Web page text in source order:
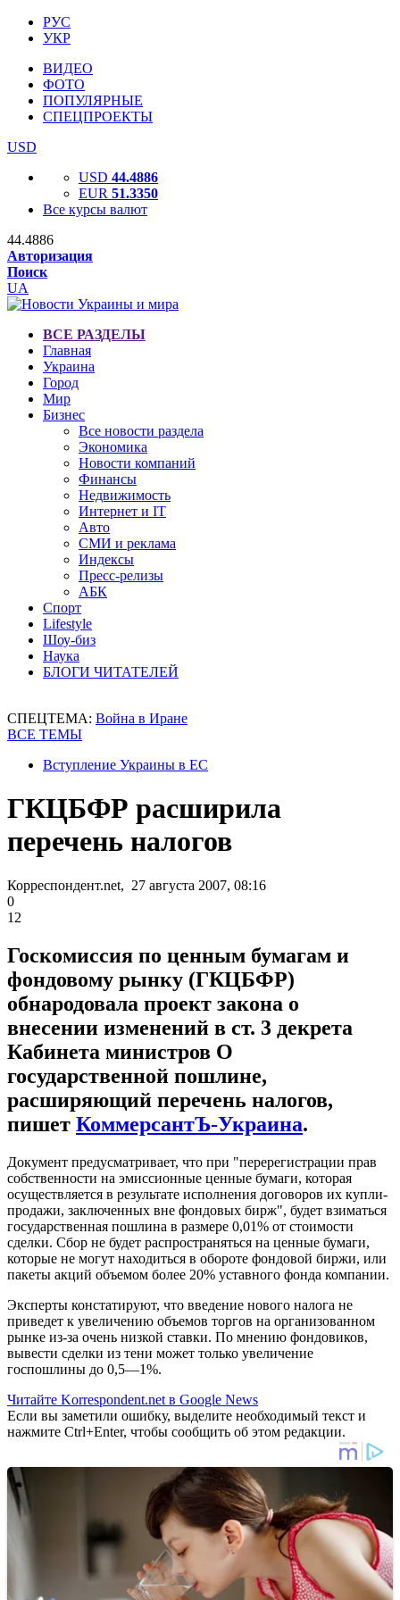
РУС
УКР
ВИДЕО
ФОТО
ПОПУЛЯРНЫЕ
СПЕЦПРОЕКТЫ
USD
USD 44.4886
EUR 51.3350
Все курсы валют
44.4886
Авторизация
Поиск
UA
ВСЕ РАЗДЕЛЫ
Главная
Украина
Город
Мир
Бизнес
Все новости раздела
Экономика
Новости компаний
Финансы
Недвижимость
Интернет и IT
Авто
СМИ и реклама
Индексы
Пресс-релизы
АБК
Спорт
Lifestyle
Шоу-биз
Наука
БЛОГИ ЧИТАТЕЛЕЙ
СПЕЦТЕМА: Война в Иране
ВСЕ ТЕМЫ
Вступление Украины в ЕС
ГКЦБФР расширила
перечень налогов
Корреспондент.net, 27 августа 2007, 08:16
0
12
Госкомиссия по ценным бумагам и
фондовому рынку (ГКЦБФР)
обнародовала проект закона о
внесении изменений в ст. 3 декрета
Кабинета министров О
государственной пошлине,
расширяющий перечень налогов,
пишет КоммерсантЪ-Украина.
Документ предусматривает, что при "перерегистрации прав
собственности на эмиссионные ценные бумаги, которая
осуществляется в результате исполнения договоров их купли-
продажи, заключенных вне фондовых бирж", будет взиматься
государственная пошлина в размере 0,01% от стоимости
сделки. Сбор не будет распространяться на ценные бумаги,
которые не могут находиться в обороте фондовой биржи, или
пакеты акций объемом более 20% уставного фонда компании.
Эксперты констатируют, что введение нового налога не
приведет к увеличению объемов торгов на организованном
рынке из-за очень низкой ставки. По мнению фондовиков,
вывести сделки из тени может только увеличение
госпошлины до 0,5—1%.
Читайте Korrespondent.net в Google News
Если вы заметили ошибку, выделите необходимый текст и
нажмите Ctrl+Enter, чтобы сообщить об этом редакции.